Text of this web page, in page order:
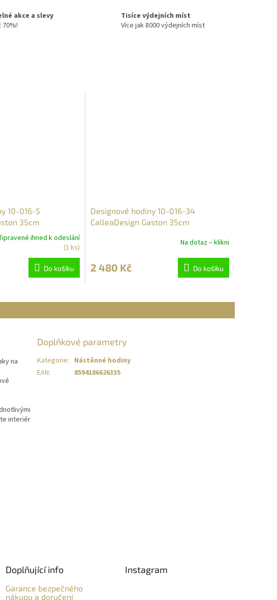
akce a slevy
70%!
Tisíce výdejních míst
Více jak 8000 výdejních míst
10-016-5
35cm
ihned k odeslání
(1 ks)
Do košíku
Designové hodiny 10-016-34
CalleaDesign Gaston 35cm
Na dotaz – klikni
2 480 Kč Do košíku
na
interiér
Doplňkové parametry
Kategorie: Nástěnné hodiny
EAN: 8594186626335
Doplňující info
Garance bezpečného
nákupu a doručení
Instagram